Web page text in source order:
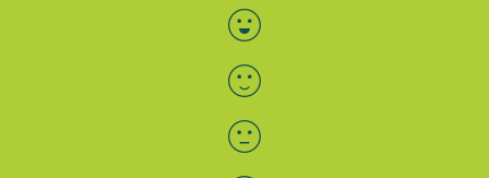
Bewertung auswählen